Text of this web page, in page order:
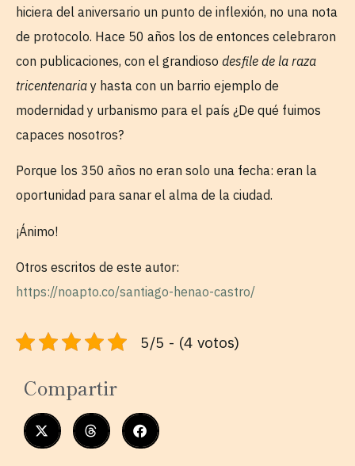
hiciera del aniversario un punto de inflexión, no una nota
de protocolo. Hace 50 años los de entonces celebraron
con publicaciones, con el grandioso desfile de la raza
tricentenaria y hasta con un barrio ejemplo de
modernidad y urbanismo para el país ¿De qué fuimos
capaces nosotros?
Porque los 350 años no eran solo una fecha: eran la
oportunidad para sanar el alma de la ciudad.
¡Ánimo!
Otros escritos de este autor:
https://noapto.co/santiago-henao-castro/
5/5 - (4 votos)
Compartir